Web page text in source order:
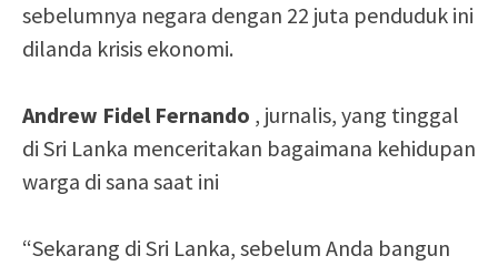
sebelumnya negara dengan 22 juta penduduk ini
dilanda krisis ekonomi.
Andrew Fidel Fernando , jurnalis, yang tinggal
di Sri Lanka menceritakan bagaimana kehidupan
warga di sana saat ini
“Sekarang di Sri Lanka, sebelum Anda bangun